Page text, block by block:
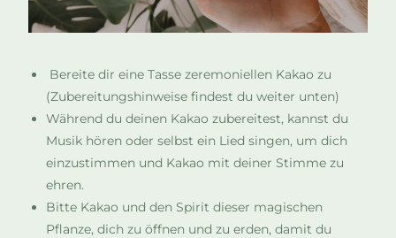
Bereite dir eine Tasse zeremoniellen Kakao zu
(Zubereitungshinweise findest du weiter unten)
Während du deinen Kakao zubereitest, kannst du
Musik hören oder selbst ein Lied singen, um dich
einzustimmen und Kakao mit deiner Stimme zu
ehren.
Bitte Kakao und den Spirit dieser magischen
Pflanze, dich zu öffnen und zu erden, damit du